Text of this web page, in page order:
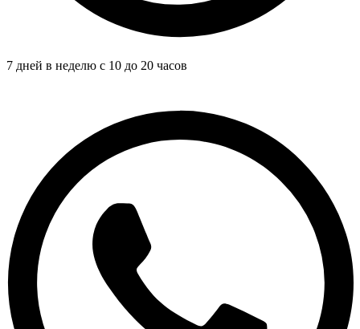
7 дней в неделю с 10 до 20 часов